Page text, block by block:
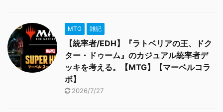
MTG 雑記
【統率者/EDH】『ラトベリアの王、ドク
ター・ドゥーム』のカジュアル統率者デ
ッキを考える。【MTG】【マーベルコラ
ボ】
2026/7/27